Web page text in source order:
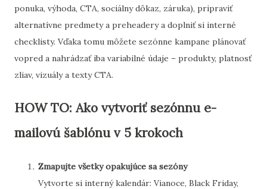
ponuka, výhoda, CTA, sociálny dôkaz, záruka), pripraviť
alternatívne predmety a preheadery a doplniť si interné
checklisty. Vďaka tomu môžete sezónne kampane plánovať
vopred a nahrádzať iba variabilné údaje – produkty, platnosť
zliav, vizuály a texty CTA.
HOW TO: Ako vytvoriť sezónnu e-
mailovú šablónu v 5 krokoch
Zmapujte všetky opakujúce sa sezóny
Vytvorte si interný kalendár: Vianoce, Black Friday,